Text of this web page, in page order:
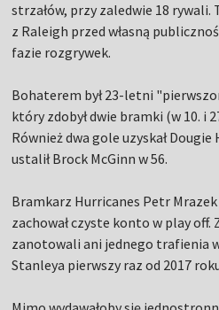
strzałów, przy zaledwie 18 rywali.
z Raleigh przed własną
fazie rozgrywek.
Bohaterem był 23-letni
który zdobył dwie bramki (w 10. i
Również dwa gole uzyskał
ustalił Brock McGinn w 56.
Bramkarz Hurricanes Petr
zachował czyste konto w play off.
zanotowali ani jednego trafienia
Stanleya pierwszy raz od 2017